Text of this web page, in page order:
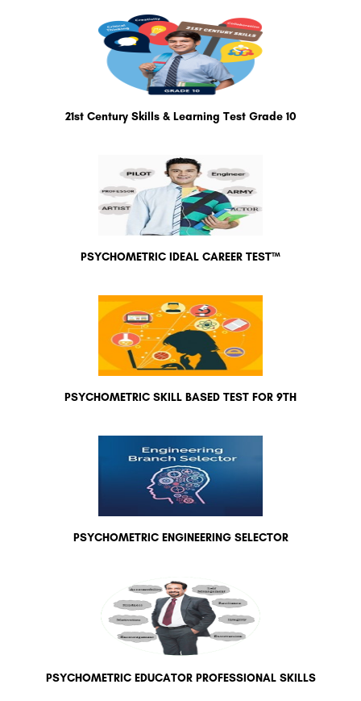
21st Century Skills & Learning Test Grade 10
PSYCHOMETRIC IDEAL CAREER TEST™
PSYCHOMETRIC SKILL BASED TEST FOR 9TH
PSYCHOMETRIC ENGINEERING SELECTOR
PSYCHOMETRIC EDUCATOR PROFESSIONAL SKILLS